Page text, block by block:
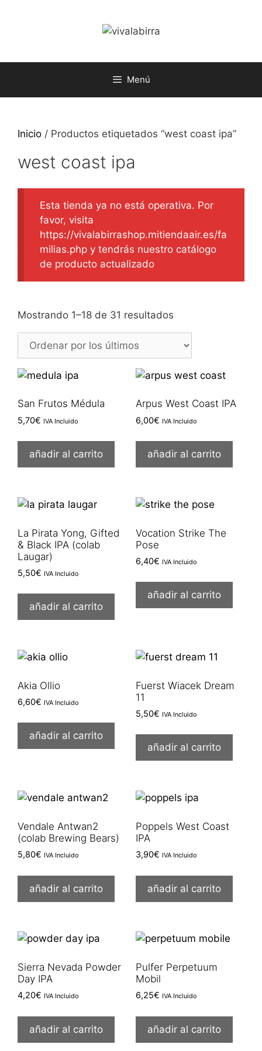
Menú
Inicio / Productos etiquetados “west coast ipa”
west coast ipa
Esta tienda ya no está operativa. Por
favor, visita
https://vivalabirrashop.mitiendaair.es/fa
milias.php y tendrás nuestro catálogo
de producto actualizado
Mostrando 1–18 de 31 resultados
los
últimos
San Frutos Médula
5,70€ IVA Incluido
añadir al carrito
Arpus West Coast IPA
6,00€ IVA Incluido
añadir al carrito
La Pirata Yong, Gifted
& Black IPA (colab
Laugar)
5,50€ IVA Incluido
añadir al carrito
Vocation Strike The
Pose
6,40€ IVA Incluido
añadir al carrito
Akia Ollio
6,60€ IVA Incluido
añadir al carrito
Fuerst Wiacek Dream
11
5,50€ IVA Incluido
añadir al carrito
Vendale Antwan2
(colab Brewing Bears)
5,80€ IVA Incluido
añadir al carrito
Poppels West Coast
IPA
3,90€ IVA Incluido
añadir al carrito
Sierra Nevada Powder
Day IPA
4,20€ IVA Incluido
añadir al carrito
Pulfer Perpetuum
Mobil
6,25€ IVA Incluido
añadir al carrito